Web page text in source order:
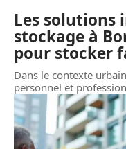
Les solutions
stockage à
pour stocker
Dans le contexte
personnel et